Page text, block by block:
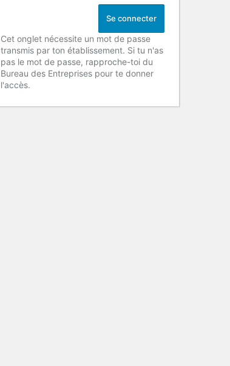
Cet onglet nécessite un mot de passe
transmis par ton établissement. Si tu n'as
pas le mot de passe, rapproche-toi du
Bureau des Entreprises pour te donner
l'accès.